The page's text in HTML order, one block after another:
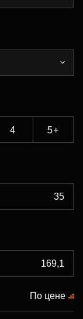
4 5+
По цене